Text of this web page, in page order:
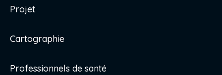
Projet
Cartographie
Professionnels de santé